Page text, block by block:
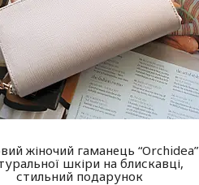
жіночий гаманець “Orchidea”
шкіри на блискавці,
стильний подарунок